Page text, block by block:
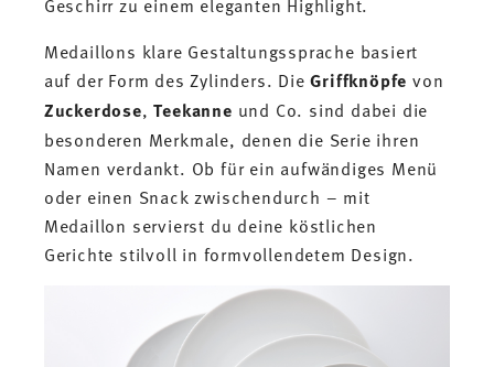
Medaillons klare Gestaltungssprache basiert
auf der Form des Zylinders. DieGriffknöpfe von
Zuckerdose,Teekanne und Co. sind dabei die
besonderen Merkmale, denen die Serie ihren
Namen verdankt. Ob für ein aufwändiges Menü
oder einen Snack zwischendurch – mit
Medaillon servierst du deine köstlichen
Gerichte stilvoll in formvollendetem Design.